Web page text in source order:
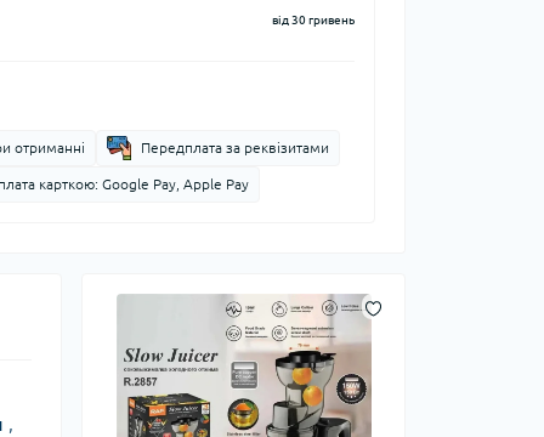
від 30 гривень
отриманні Передплата за реквізитами
карткою: Google Pay, Apple Pay
,